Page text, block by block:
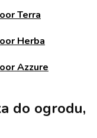
Terra
Herba
Azzure
do ogrodu,